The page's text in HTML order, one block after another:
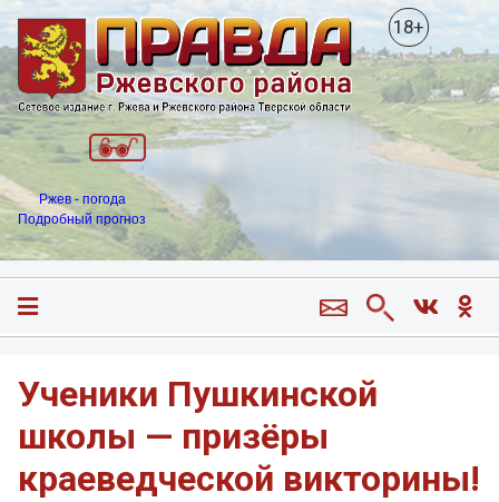
18+
Ржев - погода
Подробный прогноз
Ученики Пушкинской
школы — призёры
краеведческой викторины!